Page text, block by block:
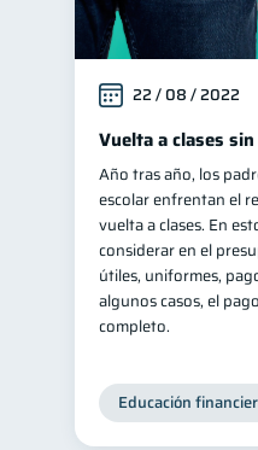
22 / 08 / 2022
Vuelta a clases
Año tras año, los
escolar enfrentan el
vuelta a clases. En
considerar en el
útiles, uniformes,
algunos casos, el
completo.
Educación